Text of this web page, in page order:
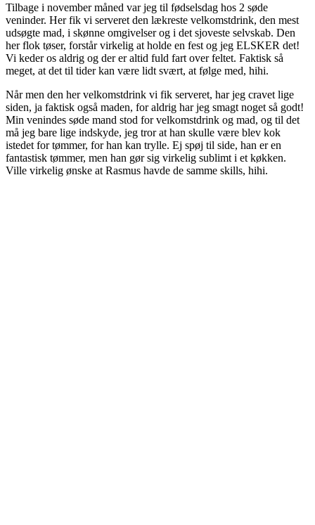
Tilbage i november måned var jeg til fødselsdag hos 2 søde
veninder. Her fik vi serveret den lækreste velkomstdrink, den mest
udsøgte mad, i skønne omgivelser og i det sjoveste selvskab. Den
her flok tøser, forstår virkelig at holde en fest og jeg ELSKER det!
Vi keder os aldrig og der er altid fuld fart over feltet. Faktisk så
meget, at det til tider kan være lidt svært, at følge med, hihi.
Når men den her velkomstdrink vi fik serveret, har jeg cravet lige
siden, ja faktisk også maden, for aldrig har jeg smagt noget så godt!
Min venindes søde mand stod for velkomstdrink og mad, og til det
må jeg bare lige indskyde, jeg tror at han skulle være blev kok
istedet for tømmer, for han kan trylle. Ej spøj til side, han er en
fantastisk tømmer, men han gør sig virkelig sublimt i et køkken.
Ville virkelig ønske at Rasmus havde de samme skills, hihi.